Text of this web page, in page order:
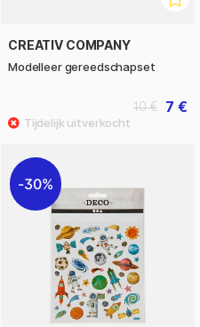
CREATIV COMPANY
Modelleer gereedschapset
7 €
10 €
30%